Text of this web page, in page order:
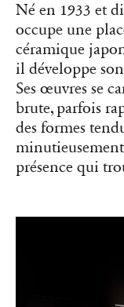
Né en 1933 et
occupe une
céramique
il développe
Ses œuvres se
brute, parfois
des formes
présence qui